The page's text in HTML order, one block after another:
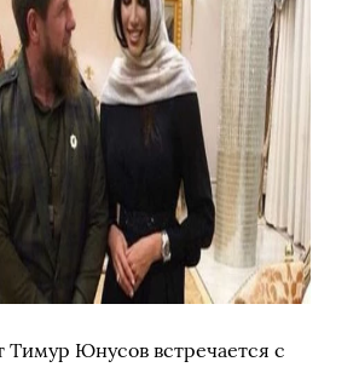
Тимур Юнусов встречается с